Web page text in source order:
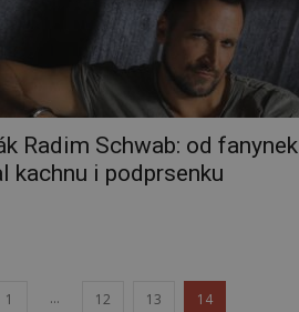
Radim Schwab: od fanynek
kachnu i podprsenku
1 ... 12 13 14